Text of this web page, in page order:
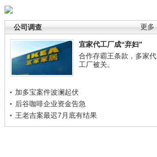
更多
公司调查
宜家代工厂成“弃妇”
合作存霸王条款，多家代
工厂被关。
加多宝案件波澜起伏
后谷咖啡企业资金告急
王老吉案最迟7月底有结果